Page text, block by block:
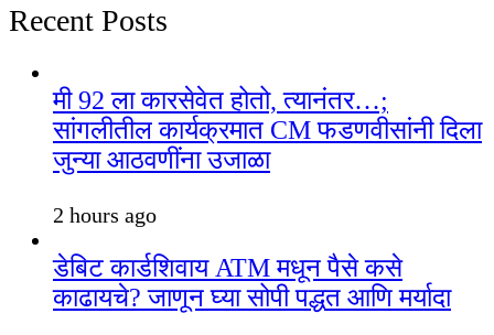
Recent Posts
मी 92 ला कारसेवेत होतो, त्यानंतर…;
सांगलीतील कार्यक्रमात CM फडणवीसांनी दिला
जुन्या आठवणींना उजाळा
2 hours ago
डेबिट कार्डशिवाय ATM मधून पैसे कसे
काढायचे? जाणून घ्या सोपी पद्धत आणि मर्यादा